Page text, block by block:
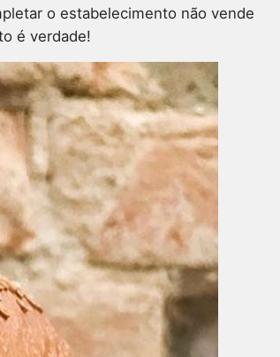
o estabelecimento não vende
é verdade!